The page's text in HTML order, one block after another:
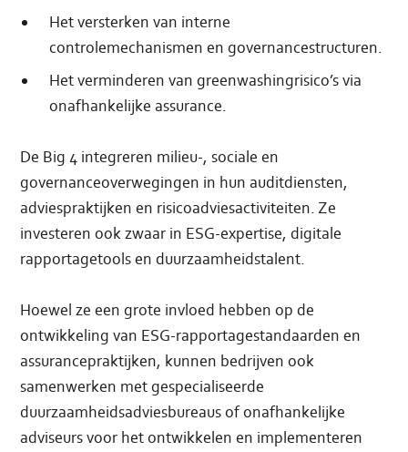
Het versterken van interne
controlemechanismen en governancestructuren.
Het verminderen van greenwashingrisico’s via
onafhankelijke assurance.
De Big 4 integreren milieu-, sociale en
governanceoverwegingen in hun auditdiensten,
adviespraktijken en risicoadviesactiviteiten. Ze
investeren ook zwaar in ESG-expertise, digitale
rapportagetools en duurzaamheidstalent.
Hoewel ze een grote invloed hebben op de
ontwikkeling van ESG-rapportagestandaarden en
assurancepraktijken, kunnen bedrijven ook
samenwerken met gespecialiseerde
duurzaamheidsadviesbureaus of onafhankelijke
adviseurs voor het ontwikkelen en implementeren